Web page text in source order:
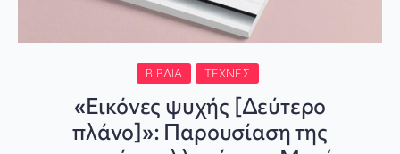
ΒΙΒΛΊΑ ΤΈΧΝΕΣ
«Εικόνες ψυχής [Δεύτερο
πλάνο]»: Παρουσίαση της